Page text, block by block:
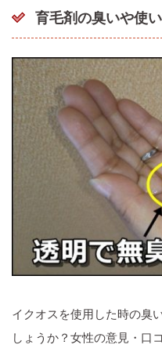
育毛剤の臭いや使
イクオスを使用した時の臭
しょうか？女性の意見・口